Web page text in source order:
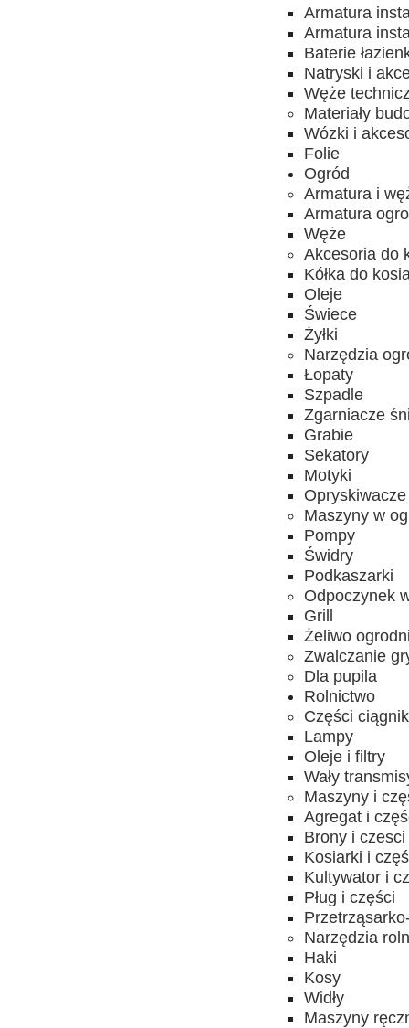
Armatura
Armatura
Baterie
Natryski i
Węże
Materiały
Wózki i
Folie
Ogród
Armatura i
Armatura
Węże
Akcesoria do
Kółka do
Oleje
Świece
Żyłki
Narzędzia
Łopaty
Szpadle
Zgarniacze
Grabie
Sekatory
Motyki
Opryskiwacze
Maszyny w
Pompy
Świdry
Podkaszarki
Odpoczynek
Grill
Żeliwo
Zwalczanie
Dla pupila
Rolnictwo
Części
Lampy
Oleje i filtry
Wały
Maszyny i
Agregat i
Brony i czesci
Kosiarki i
Kultywator i
Pług i części
Narzędzia
Haki
Kosy
Widły
Maszyny